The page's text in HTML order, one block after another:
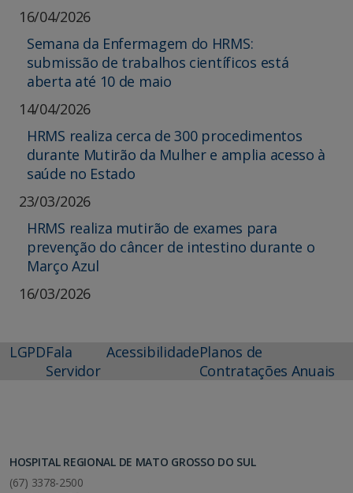
16/04/2026
Semana da Enfermagem do HRMS:
submissão de trabalhos científicos está
aberta até 10 de maio
14/04/2026
HRMS realiza cerca de 300 procedimentos
durante Mutirão da Mulher e amplia acesso à
saúde no Estado
23/03/2026
HRMS realiza mutirão de exames para
prevenção do câncer de intestino durante o
Março Azul
16/03/2026
LGPDFala
Servidor
AcessibilidadePlanos de
Contratações Anuais
HOSPITAL REGIONAL DE MATO GROSSO DO SUL
(67) 3378-2500